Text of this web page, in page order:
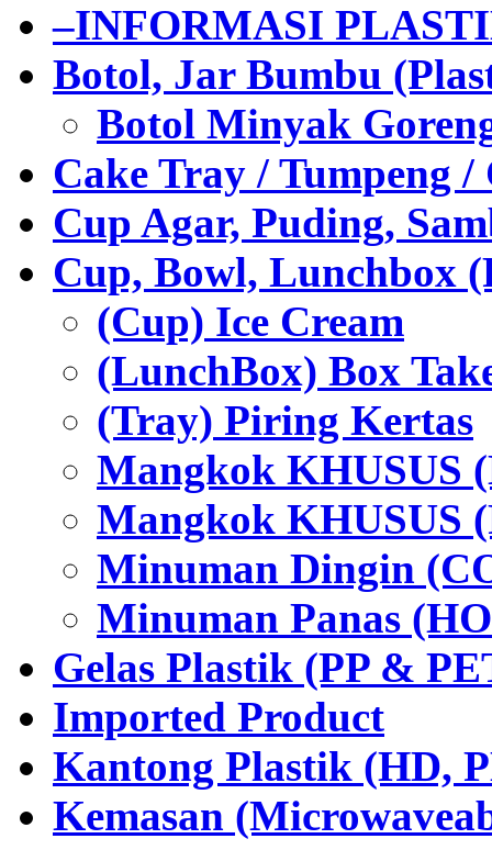
–INFORMASI
Botol, Jar Bumbu
Botol Minyak
Cake Tray / Tumpeng /
Cup Agar, Puding,
Cup, Bowl, Lunchbox
(Cup) Ice Cream
(LunchBox) Box
(Tray) Piring Kertas
Mangkok KHUSUS
Mangkok KHUSUS
Minuman Dingin
Minuman Panas
Gelas Plastik (PP &
Imported Product
Kantong Plastik (HD,
Kemasan